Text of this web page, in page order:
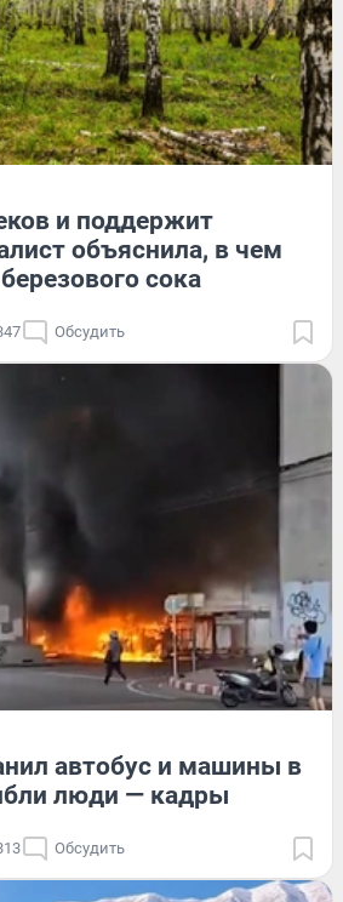
и поддержит
объяснила, в чем
сока
Обсудить
автобус и машины в
люди — кадры
Обсудить